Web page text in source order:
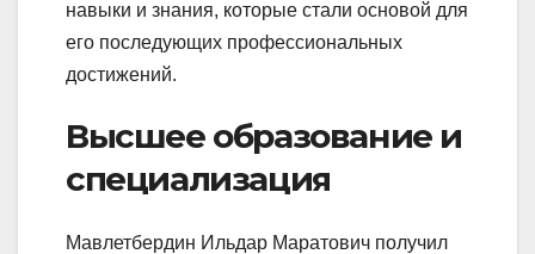
навыки и знания, которые стали основой для
его последующих профессиональных
достижений.
Высшее образование и
специализация
Мавлетбердин Ильдар Маратович получил